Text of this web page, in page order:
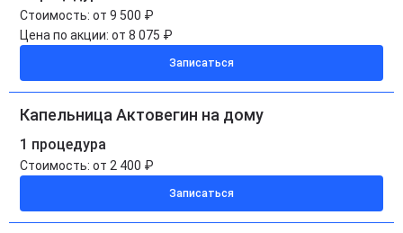
Стоимость: от 9 500 ₽
Цена по акции: от 8 075 ₽
Записаться
Капельница Актовегин на дому
1 процедура
Стоимость: от 2 400 ₽
Записаться